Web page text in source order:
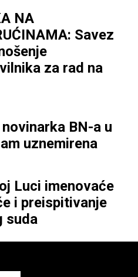
NA
Savez
za rad na
BN-a u
uznemirena
Luci imenovaće
i preispitivanje
suda